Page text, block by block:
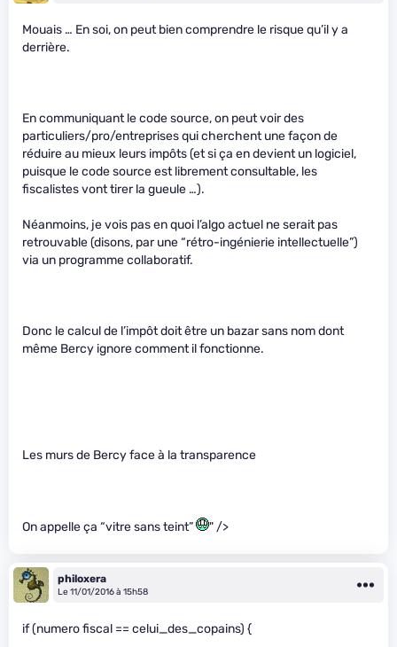
Mouais … En soi, on peut bien comprendre le risque qu’il y a
derrière.
En communiquant le code source, on peut voir des
particuliers/pro/entreprises qui cherchent une façon de
réduire au mieux leurs impôts (et si ça en devient un logiciel,
puisque le code source est librement consultable, les
fiscalistes vont tirer la gueule …).
Néanmoins, je vois pas en quoi l’algo actuel ne serait pas
retrouvable (disons, par une “rétro-ingénierie intellectuelle”)
via un programme collaboratif.
Donc le calcul de l’impôt doit être un bazar sans nom dont
même Bercy ignore comment il fonctionne.
Les murs de Bercy face à la transparence
On appelle ça “vitre sans teint” " />
philoxera
Le 11/01/2016 à 15h58
if (numero fiscal == celui_des_copains) {